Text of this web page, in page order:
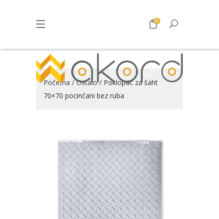
0
Početna /Ostalo/ Poklopac za šaht
70×70 pocinčani bez ruba